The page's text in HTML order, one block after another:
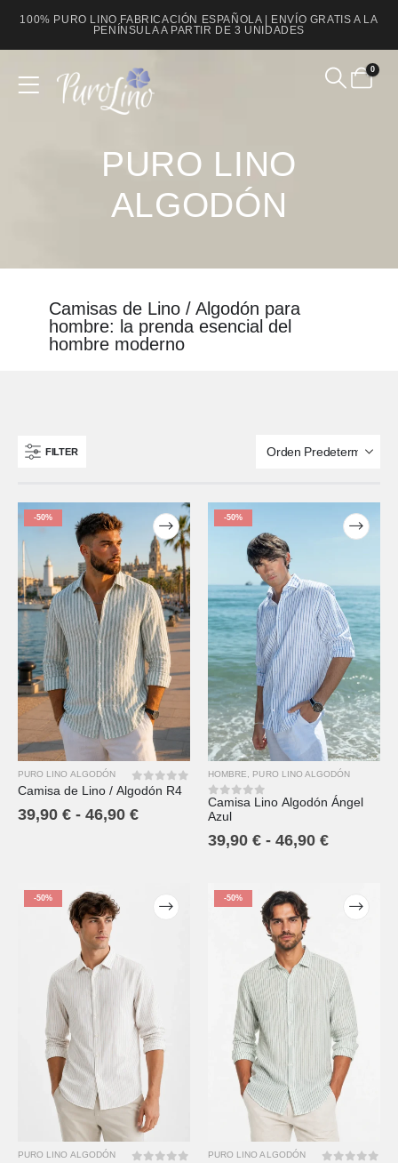
100% PURO LINO FABRICACIÓN ESPAÑOLA | ENVÍO GRATIS A LA
PENÍNSULA A PARTIR DE 3 UNIDADES
0
PURO LINO
ALGODÓN
Camisas de Lino / Algodón para
hombre: la prenda esencial del
hombre moderno
FILTER
-50%
PURO LINO ALGODÓN
0out of 5
Camisa de Lino / Algodón R4
39,90 € - 46,90 €
-50%
HOMBRE PURO LINO ALGODÓN
0out of 5
Camisa Lino Algodón Ángel
Azul
39,90 € - 46,90 €
-50%
PURO LINO ALGODÓN
-50%
PURO LINO ALGODÓN